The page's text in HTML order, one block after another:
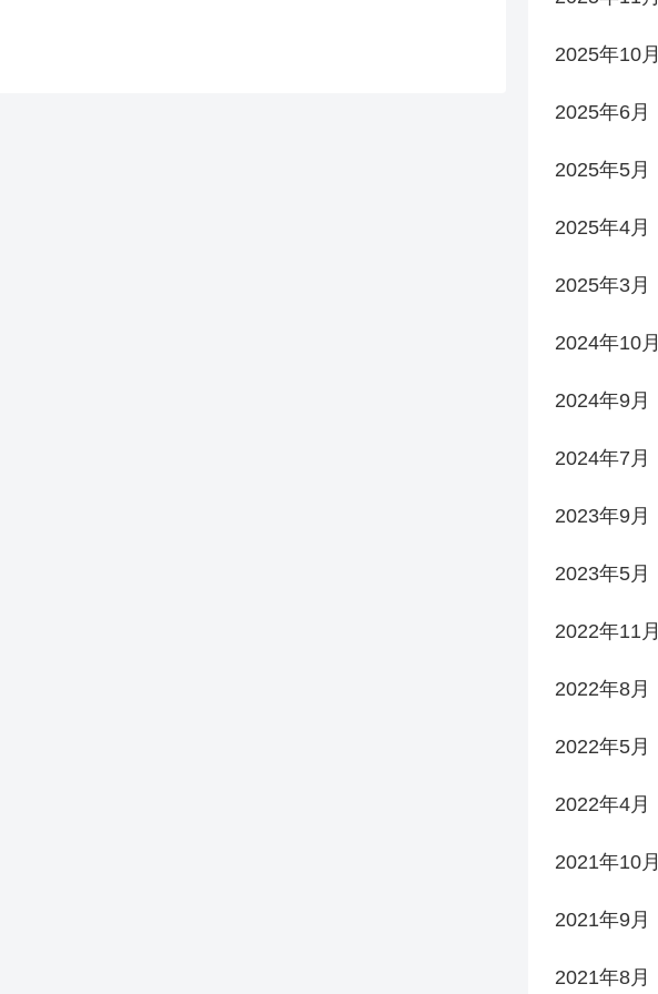
2025年10月
2025年6月
2025年5月
2025年4月
2025年3月
2024年10月
2024年9月
2024年7月
2023年9月
2023年5月
2022年11月
2022年8月
2022年5月
2022年4月
2021年10月
2021年9月
2021年8月